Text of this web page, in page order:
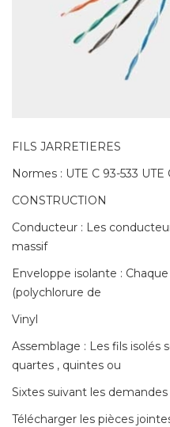
FILS JARRETIERES
Normes : UTE C 93-533 UTE
CONSTRUCTION
Conducteur : Les
massif
Enveloppe isolante :
(polychlorure de
Vinyl
Assemblage : Les fils isolés
quartes , quintes ou
Sixtes suivant les
Télécharger les pièces